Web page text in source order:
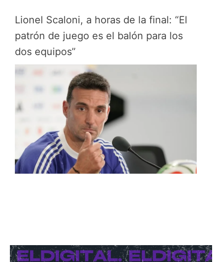
Lionel Scaloni, a horas de la final: “El
patrón de juego es el balón para los
dos equipos”